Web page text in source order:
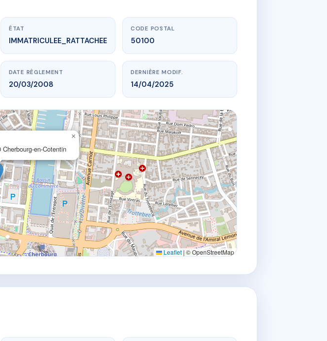
Cotentin
ÉTAT
IMMATRICULEE_RATTACHEE
CODE POSTAL
50100
DATE RÈGLEMENT
20/03/2008
DERNIÈRE MODIF.
14/04/2025
en-Cotentin
×
Leaflet |© OpenStreetMap